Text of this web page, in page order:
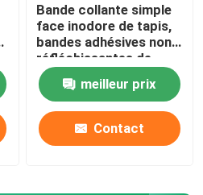
Bande collante simple
face inodore de tapis,
bandes adhésives non
réfléchissantes de
tapis
meilleur prix
Contact